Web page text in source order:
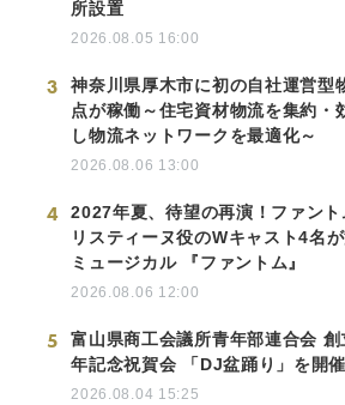
所設置
2026.08.05 16:00
3
神奈川県厚木市に初の自社運営型
点が稼働～住宅資材物流を集約・
し物流ネットワークを最適化～
2026.08.06 13:00
4
2027年夏、待望の再演！ファント
リスティーヌ役のWキャスト4名が
ミュージカル 『ファントム』
2026.08.06 12:00
5
富山県商工会議所青年部連合会 創
年記念祝賀会 「DJ盆踊り」を開
2026.08.04 15:25